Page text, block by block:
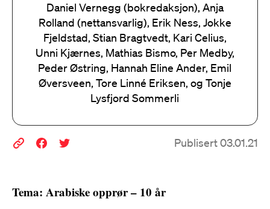
Daniel Vernegg (bokredaksjon), Anja
Rolland (nettansvarlig), Erik Ness, Jokke
Fjeldstad, Stian Bragtvedt, Kari Celius,
Unni Kjærnes, Mathias Bismo, Per Medby,
Peder Østring, Hannah Eline Ander, Emil
Øversveen, Tore Linné Eriksen, og Tonje
Lysfjord Sommerli
Publisert 03.01.21
Tema: Arabiske opprør – 10 år